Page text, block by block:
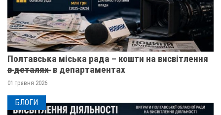
Полтавська міська рада – кошти на висвітлення
в̶ ̶д̶е̶т̶а̶л̶я̶х̶ ̶ в департаментах
01 травня 2026
БЛОГИ